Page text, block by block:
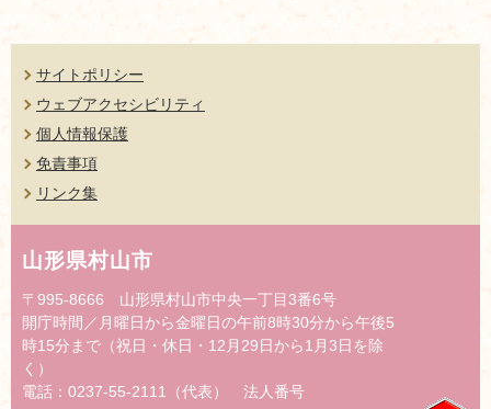
サイトポリシー
ウェブアクセシビリティ
個人情報保護
免責事項
リンク集
山形県村山市
〒995-8666 山形県村山市中央一丁目3番6号
開庁時間／月曜日から金曜日の午前8時30分から午後5
時15分まで（祝日・休日・12月29日から1月3日を除
く）
電話：0237-55-2111（代表） 法人番号